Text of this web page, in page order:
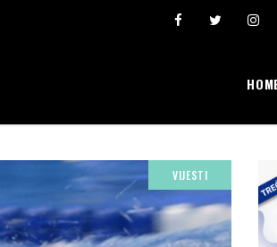
Ivona Dadić osvojila 6000 bodova u
VIJESTI